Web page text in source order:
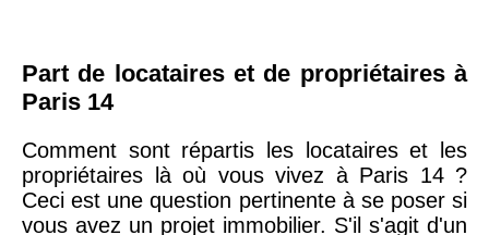
Part de locataires et de propriétaires à
Paris 14
Comment sont répartis les locataires et les
propriétaires là où vous vivez à Paris 14 ?
Ceci est une question pertinente à se poser si
vous avez un projet immobilier. S'il s'agit d'un